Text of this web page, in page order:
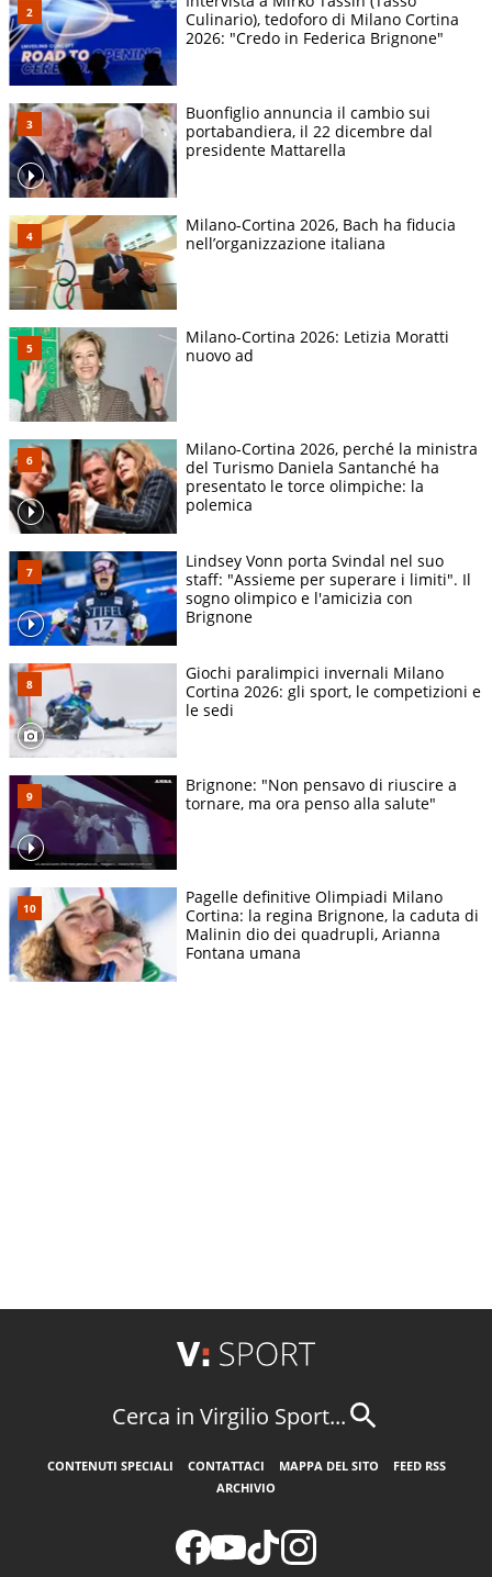
Culinario), tedoforo di Milano Cortina
2026: "Credo in Federica Brignone"
Buonfiglio annuncia il cambio sui
portabandiera, il 22 dicembre dal
presidente Mattarella
Milano-Cortina 2026, Bach ha fiducia
nell’organizzazione italiana
Milano-Cortina 2026: Letizia Moratti
nuovo ad
Milano-Cortina 2026, perché la ministra
del Turismo Daniela Santanché ha
presentato le torce olimpiche: la
polemica
Lindsey Vonn porta Svindal nel suo
staff: "Assieme per superare i limiti". Il
sogno olimpico e l'amicizia con
Brignone
Giochi paralimpici invernali Milano
Cortina 2026: gli sport, le competizioni e
le sedi
Brignone: "Non pensavo di riuscire a
tornare, ma ora penso alla salute"
Pagelle definitive Olimpiadi Milano
Cortina: la regina Brignone, la caduta di
Malinin dio dei quadrupli, Arianna
Fontana umana
Cerca in Virgilio Sport...
CONTENUTI SPECIALI CONTATTACI MAPPA DEL SITO
FEED RSS
ARCHIVIO